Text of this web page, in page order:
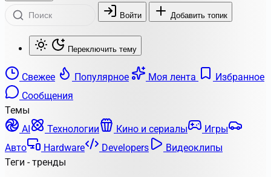
Войти Добавить топик
Переключить тему
Свежее Популярное Моя лента
Избранное
Сообщения
Темы
AI
Технологии Кино и сериалы
Игры
Авто
Hardware Developers
Видеоклипы
Теги - тренды